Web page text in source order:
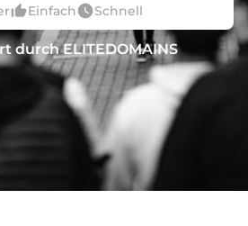
thumb_up_altEinfachwatch_laterSchnell
durch ELITEDOMAINS